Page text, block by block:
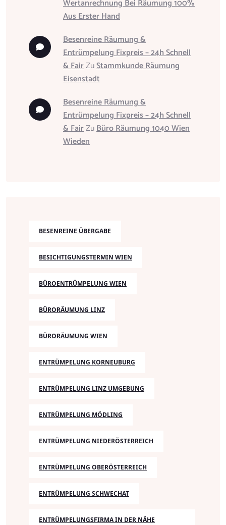
Wertanrechnung Bei Räumung 100%
Aus Erster Hand
Besenreine Räumung &
Entrümpelung Fixpreis – 24h Schnell
& FairZuStammkunde Räumung
Eisenstadt
Besenreine Räumung &
Entrümpelung Fixpreis – 24h Schnell
& FairZuBüro Räumung 1040 Wien
Wieden
BESENREINE ÜBERGABE
BESICHTIGUNGSTERMIN WIEN
BÜROENTRÜMPELUNG WIEN
BÜRORÄUMUNG LINZ
BÜRORÄUMUNG WIEN
ENTRÜMPELUNG KORNEUBURG
ENTRÜMPELUNG LINZ UMGEBUNG
ENTRÜMPELUNG MÖDLING
ENTRÜMPELUNG NIEDERÖSTERREICH
ENTRÜMPELUNG OBERÖSTERREICH
ENTRÜMPELUNG SCHWECHAT
ENTRÜMPELUNGSFIRMA IN DER NÄHE